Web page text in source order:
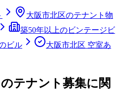
大阪市北区のテナント物
築50年以上のビンテージビ
ビル
大阪市北区 空室あ
テナント募集に関